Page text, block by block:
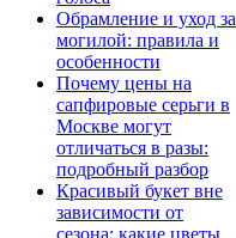
Обрамление и уход за
могилой: правила и
особенности
Почему цены на
сапфировые серьги в
Москве могут
отличаться в разы:
подробный разбор
Красивый букет вне
зависимости от